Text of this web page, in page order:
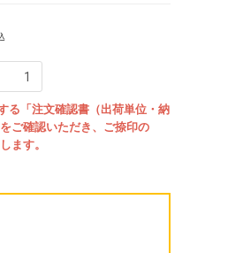
る「注文確認書（出荷単位・納
ご確認いただき、ご捺印の
ます。